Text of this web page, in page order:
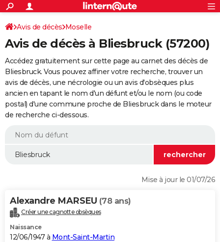
ACTUALITÉS
Politique
Société
Faits Divers
Education
Monde
Villes
+
SPORT
Coupe du monde 2026
Football
Tennis
Cyclisme
Rugby
Forum
Programme TV
TNT
Streaming
Cinéma
Sorties cinéma
Musique
+
FINANCE
Retraite
Impôts
Epargne
Immobilier
Risques naturels par ville
Banque
Assurance
Crédit
AUTO
Essais
Réserver un essai
Citadines
Berlines
SUV
Forum auto
+
HIGH-TECH
BRICOLAGE
WEEK-END
Alimentation
Guide de la santé
Maladies
Médicaments
Sommeil
VOYAGE
Destinations
City break
Voyage nature
Voyage de noces
Forum
Climat
+PHOTO
Avis de décès Moselle
Avis de décès à Bliesbruck (57200)
Accédez gratuitement sur cette page au carnet des décès de
Bliesbruck. Vous pouvez affiner votre recherche, trouver un
avis de décès, une nécrologie ou un avis d'obsèques plus
ancien en tapant le nom d'un défunt et/ou le nom (ou code
postal) d'une commune proche de Bliesbruck dans le moteur
de recherche ci-dessous.
Mise à jour le 01/07/26
Alexandre MARSEU (78 ans)
Créer une cagnotte obsèques
Naissance
12/06/1947 à Mont-Saint-Martin